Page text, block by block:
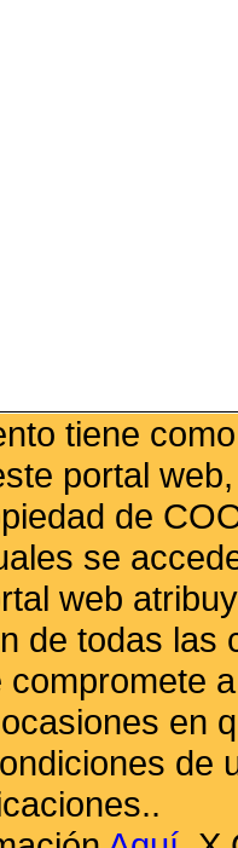
tiene
portal
de
se
web
de todas
en
de